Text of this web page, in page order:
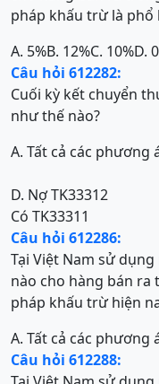
pháp khấu trừ là phổ
A. 5%B. 12%C. 10%D.
Câu hỏi 612282:
Cuối kỳ kết chuyển
như thế nào?
A. Tất cả các phương
D. Nợ TK33312
Có TK33311
Câu hỏi 612286:
Tại Việt Nam sử
nào cho hàng bán
pháp khấu trừ hiện
A. Tất cả các phương
Câu hỏi 612288: